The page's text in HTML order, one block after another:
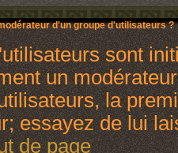
d'un groupe d'utilisateurs ?
sont
un
la
essayez de lui
de page